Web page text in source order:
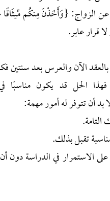
عن الزواج: {وَأَخَذْنَ مِنكُم
قرار عابر.
الآن والعرس بعد سنتين
الحل قد يكون
بد أن تتوفر له أمور مهمة:
تقبل بذلك.
الاستمرار في الدراسة دون